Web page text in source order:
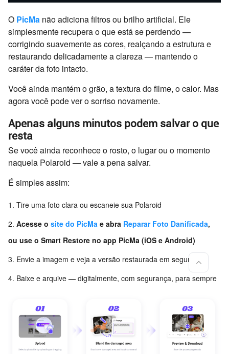
O PicMa não adiciona filtros ou brilho artificial. Ele
simplesmente recupera o que está se perdendo —
corrigindo suavemente as cores, realçando a estrutura e
restaurando delicadamente a clareza — mantendo o
caráter da foto intacto.
Você ainda mantém o grão, a textura do filme, o calor. Mas
agora você pode ver o sorriso novamente.
Apenas alguns minutos podem salvar o que
resta
Se você ainda reconhece o rosto, o lugar ou o momento
naquela Polaroid — vale a pena salvar.
É simples assim:
Tire uma foto clara ou escaneie sua Polaroid
Acesse o site do PicMa e abra Reparar Foto Danificada,
ou use o Smart Restore no app PicMa (iOS e Android)
Envie a imagem e veja a versão restaurada em segundos
Baixe e arquive — digitalmente, com segurança, para sempre